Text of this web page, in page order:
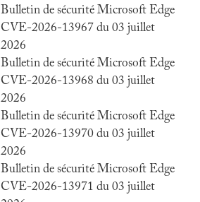
Bulletin de sécurité Microsoft Edge
CVE-2026-13967 du 03 juillet
2026
Bulletin de sécurité Microsoft Edge
CVE-2026-13968 du 03 juillet
2026
Bulletin de sécurité Microsoft Edge
CVE-2026-13970 du 03 juillet
2026
Bulletin de sécurité Microsoft Edge
CVE-2026-13971 du 03 juillet